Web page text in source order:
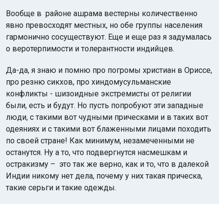
Вообще в районе ашрама вестерны количественно
явно превосходят местных, но обе группы населения
гармонично сосуществуют. Еще и еще раз я задумалась
о веротерпимости и толерантности индийцев.
Да-да, я знаю и помню про погромы христиан в Ориссе,
про резню сикхов, про хиндомусульманские
конфликты - шизоидные экстремисты от религии
были, есть и будут. Но пусть попробуют эти западные
люди, с такими вот чудными прическами и в таких вот
одеяниях и с такими вот блаженными лицами походить
по своей стране! Как минимум, незамеченными не
останутся. Ну а то, что подвергнутся насмешкам и
остракизму – это так же верно, как и то, что в далекой
Индии никому нет дела, почему у них такая прическа,
такие серьги и такие одежды.